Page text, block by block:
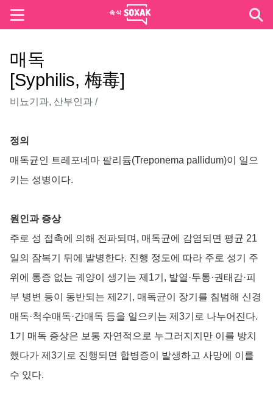
매독
[Syphilis, 梅毒]
비뇨기과, 산부인과 /
정의
매독균인 트레포네마 팔리듐(Treponema pallidum)이 일으
키는 성병이다.
원인과 증상
주로 성 접촉에 의해 전파되며, 매독균에 감염되면 평균 21
일의 잠복기 뒤에 발병한다. 진행 정도에 따라 주로 성기 주
위에 통증 없는 궤양이 생기는 제1기, 발열·두통·권태감·피
부 병변 등이 동반되는 제2기, 매독균이 장기를 침범해 신경
매독·척수매독·간매독 등을 일으키는 제3기로 나누어진다.
1기 매독 증상은 보통 자연적으로 누그러지지만 이를 방치
했다가 제3기로 진행되면 합병증이 발생하고 사망에 이를
수 있다.